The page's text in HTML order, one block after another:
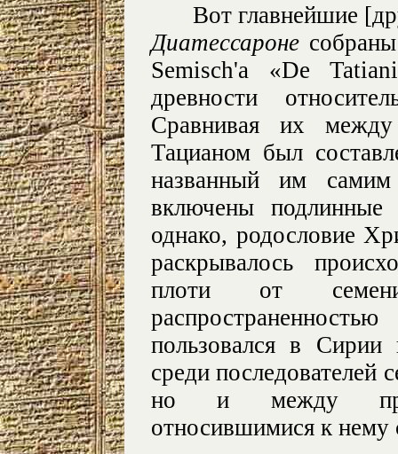
Вот главнейшие
Диатессароне
Semisch'a «De
древности
Сравнивая их
Тацианом был
названный им
включены подлинные
однако, родословие
раскрывалось
плоти от
пользовался в
среди последователей
но и между
относившимися к нему